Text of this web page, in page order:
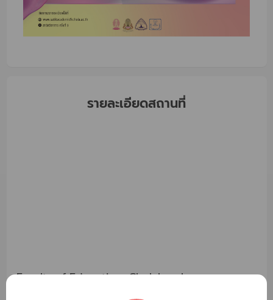
รายละเอียดสถานที่
Faculty of Education, Chulalongkorn